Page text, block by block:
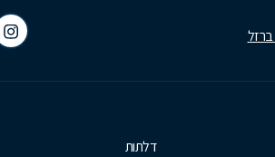
דלתות